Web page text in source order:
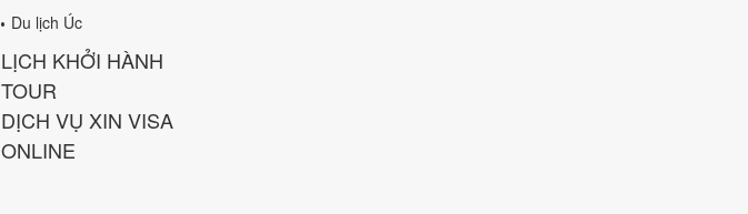
Du lịch Úc
LỊCH KHỞI HÀNH
TOUR
DỊCH VỤ XIN VISA
ONLINE